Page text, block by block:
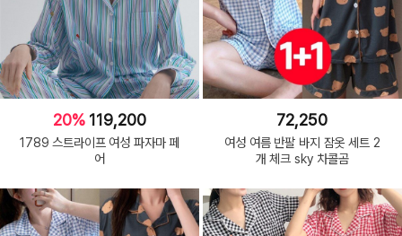
20% 119,200
1789 스트라이프 여성 파자마 페
어
72,250
여성 여름 반팔 바지 잠옷 세트 2
개 체크 sky 차콜곰